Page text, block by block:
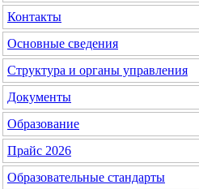
Контакты
Основные сведения
Структура и органы управления
Документы
Образование
Прайс 2026
Образовательные стандарты